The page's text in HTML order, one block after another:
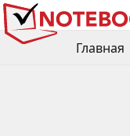
Главная